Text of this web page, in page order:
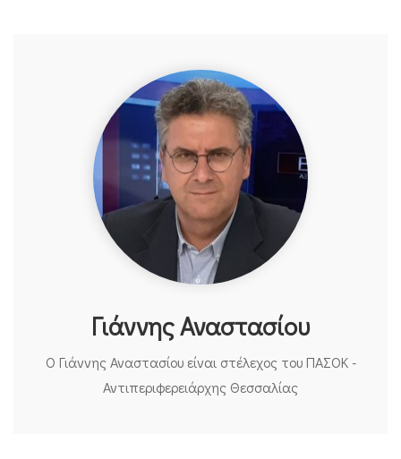
Γιάννης Αναστασίου
Ο Γιάννης Αναστασίου είναι στέλεχος του ΠΑΣΟΚ -
Αντιπεριφερειάρχης Θεσσαλίας